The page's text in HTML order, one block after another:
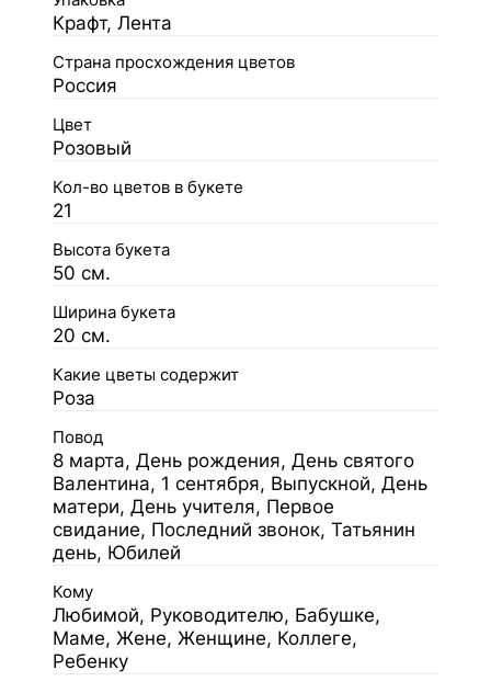
Крафт, Лента
Страна просхождения цветов
Россия
Цвет
Розовый
Кол-во цветов в букете
21
Высота букета
50 см.
Ширина букета
20 см.
Какие цветы содержит
Роза
Повод
8 марта, День рождения, День святого
Валентина, 1 сентября, Выпускной, День
матери, День учителя, Первое
свидание, Последний звонок, Татьянин
день, Юбилей
Кому
Любимой, Руководителю, Бабушке,
Маме, Жене, Женщине, Коллеге,
Ребенку